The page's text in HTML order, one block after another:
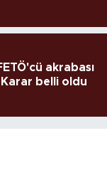
akrabası
Karar belli oldu